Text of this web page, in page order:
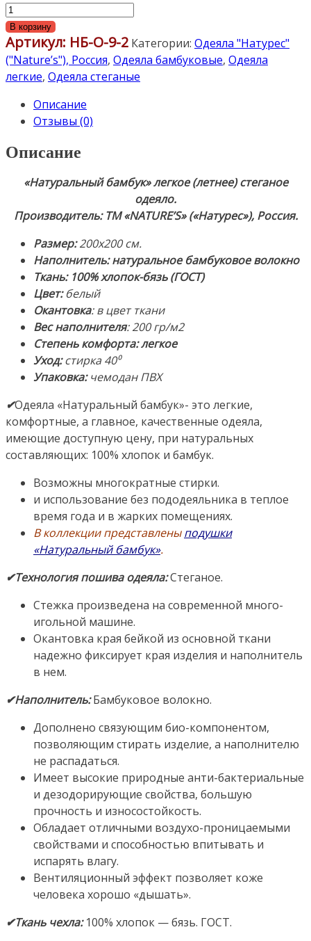
Количество
товара
"Натуральный
бамбук"
200х200см.
(летнее)
стеганое
Наполнитель:
бамбуковое
волокно.
Ткань:
100%
Хлопок-
Бязь.
Производство:
ТМ
«NATURE’S»
(«Натурес»),
Россия
В корзину
Артикул: НБ-О-9-2 Категории: Одеяла "Натурес"
("Nature’s"), Россия, Одеяла бамбуковые, Одеяла
легкие, Одеяла стеганые
Описание
Отзывы (0)
Описание
«Натуральный бамбук» легкое (летнее) стеганое
одеяло.
Производитель: ТМ «NATURE’S» («Натурес»), Россия.
Размер:200х200 см.
Наполнитель: натуральное бамбуковое волокно
Ткань: 100% хлопок-бязь (ГОСТ)
Цвет:белый
Окантовка: в цвет ткани
Вес наполнителя: 200 гр/м2
Степень комфорта: легкое
Уход:стирка 40⁰
Упаковка:чемодан ПВХ
✔Одеяла «Натуральный бамбук»- это легкие,
комфортные, а главное, качественные одеяла,
имеющие доступную цену, при натуральных
составляющих: 100% хлопок и бамбук.
Возможны многократные стирки.
и использование без пододеяльника в теплое
время года и в жарких помещениях.
В коллекции представленыподушки
«Натуральный бамбук».
✔Технология пошива одеяла:Стеганое.
Стежка произведена на современной много-
игольной машине.
Окантовка края бейкой из основной ткани
надежно фиксирует края изделия и наполнитель
в нем.
✔Наполнитель: Бамбуковое волокно.
Дополнено связующим био-компонентом,
позволяющим стирать изделие, а наполнителю
не распадаться.
Имеет высокие природные анти-бактериальные
и дезодорирующие свойства, большую
прочность и износостойкость.
Обладает отличными воздухо-проницаемыми
свойствами и способностью впитывать и
испарять влагу.
Вентиляционный эффект позволяет коже
человека хорошо «дышать».
✔Ткань чехла: 100% хлопок — бязь. ГОСТ.